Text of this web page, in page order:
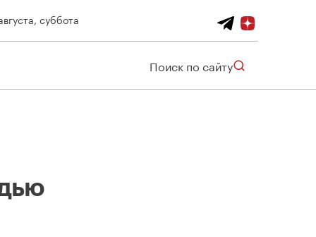
суббота
Поиск по сайту